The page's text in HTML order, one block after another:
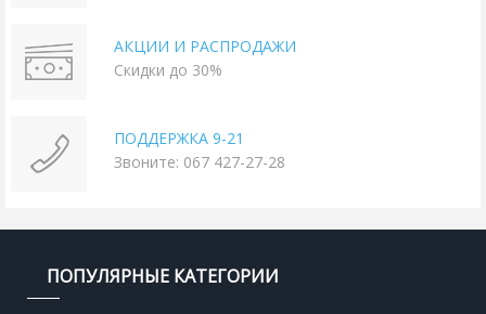
АКЦИИ И РАСПРОДАЖИ
Скидки до 30%
ПОДДЕРЖКА 9-21
Звоните: 067 427-27-28
ПОПУЛЯРНЫЕ КАТЕГОРИИ